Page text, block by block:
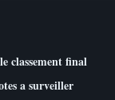
classement final
a surveiller